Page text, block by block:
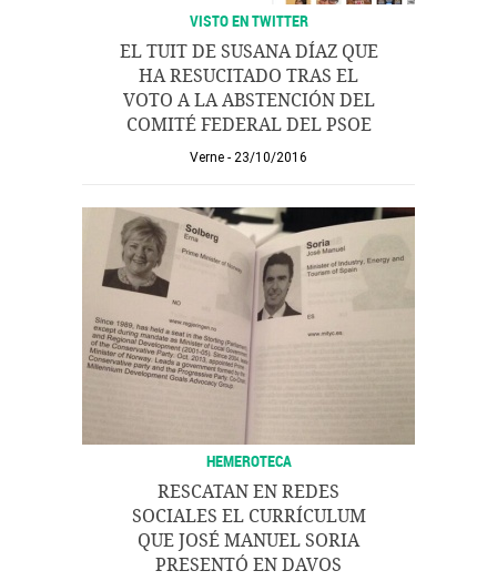
VISTO EN TWITTER
EL TUIT DE SUSANA DÍAZ QUE
HA RESUCITADO TRAS EL
VOTO A LA ABSTENCIÓN DEL
COMITÉ FEDERAL DEL PSOE
Verne 23/10/2016
HEMEROTECA
RESCATAN EN REDES
SOCIALES EL CURRÍCULUM
QUE JOSÉ MANUEL SORIA
PRESENTÓ EN DAVOS